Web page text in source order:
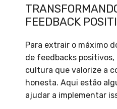
FEEDBACK
Para extrair o máximo
de feedbacks
cultura que valorize a
honesta. Aqui estão
ajudar a implementar